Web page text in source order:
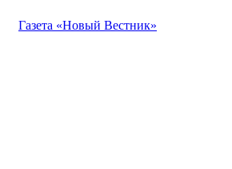
Газета «Новый Вестник»